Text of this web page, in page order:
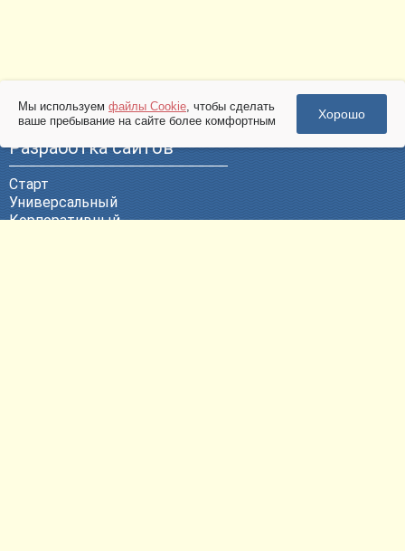
Разработка сайтов
Старт
Универсальный
Корпоративный
Мы используем файлы Cookie, чтобы сделать
ваше пребывание на сайте более комфортным
Хорошо